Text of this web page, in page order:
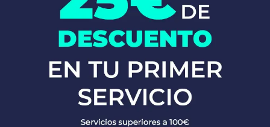
los 7 días de la semana. A continuación, te mostramos algunos de
nuestros servicios más populares:
PEDIR PRESUPUESTO